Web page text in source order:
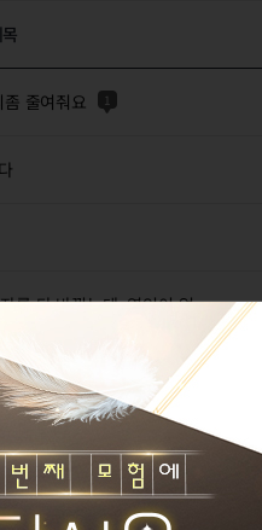
줄여줘요 1
를 다 바꿨는데. 영인이 없
. 3
만 숫자 카운트 안됩니다.